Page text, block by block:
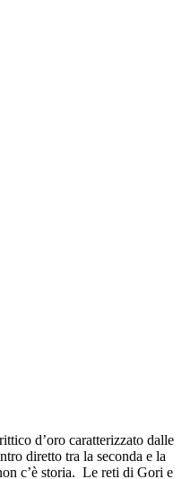
d’oro caratterizzato dalle
diretto tra la seconda e la
c’è storia. Le reti di Gori e